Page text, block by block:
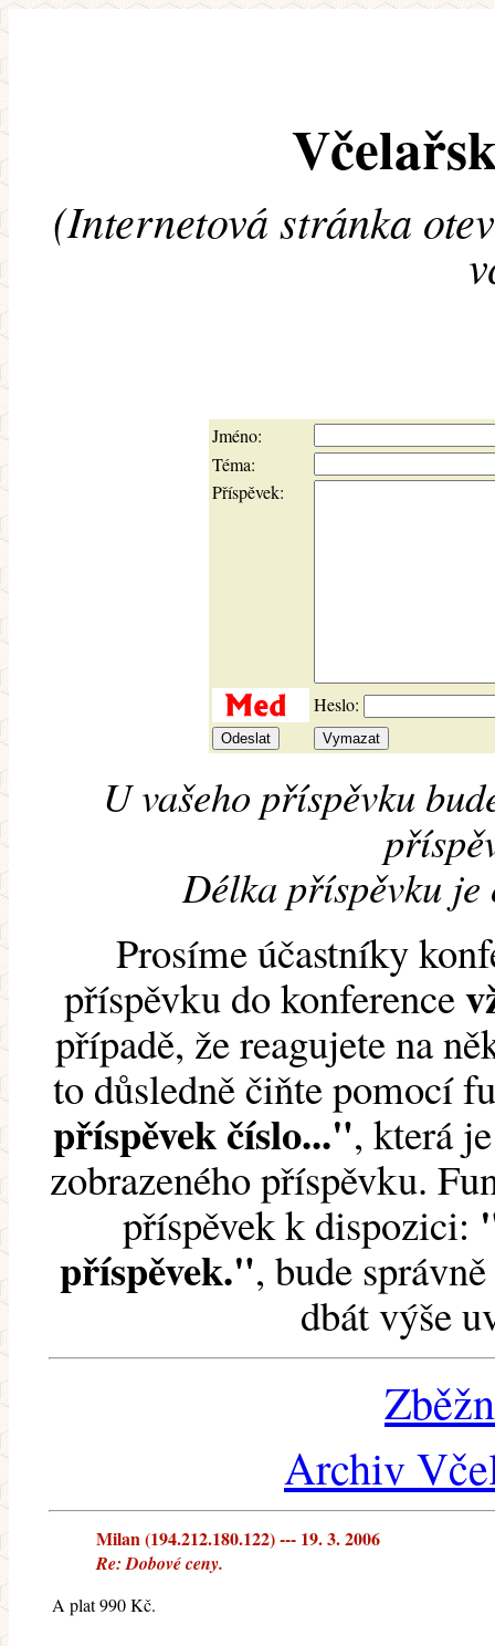
(Internetová stránka
Jméno:
Téma:
Příspěvek:
Heslo:
U vašeho příspěvku
Délka příspěvku je
Prosíme účastníky
příspěvku do konference
případě, že reagujete na
to důsledně čiňte pomocí
příspěvek číslo...", která
zobrazeného příspěvku.
příspěvek k dispozici:
příspěvek.", bude
dbát výše
Archiv
Milan (194.212.180.122) --- 19. 3. 2006
Re: Dobové ceny.
A plat 990 Kč.